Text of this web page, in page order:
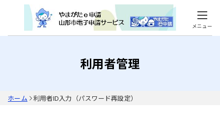
メニュー
利用者管理
ホーム 利用者ID入力（パスワード再設定）